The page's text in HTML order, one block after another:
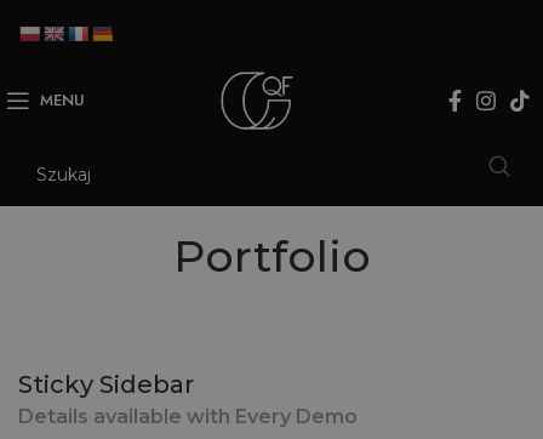
MENU
Portfolio
Sticky Sidebar
Details available with Every Demo